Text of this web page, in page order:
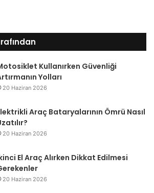
Kullanırken Güvenliği
Yolları
20 Haziran 2026
Araç Bataryalarının Ömrü Nasıl
20 Haziran 2026
El Araç Alırken Dikkat Edilmesi
20 Haziran 2026